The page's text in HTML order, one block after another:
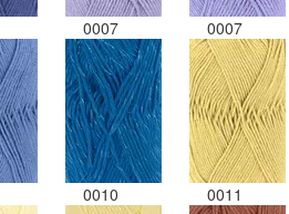
0007 0007
0010 0011